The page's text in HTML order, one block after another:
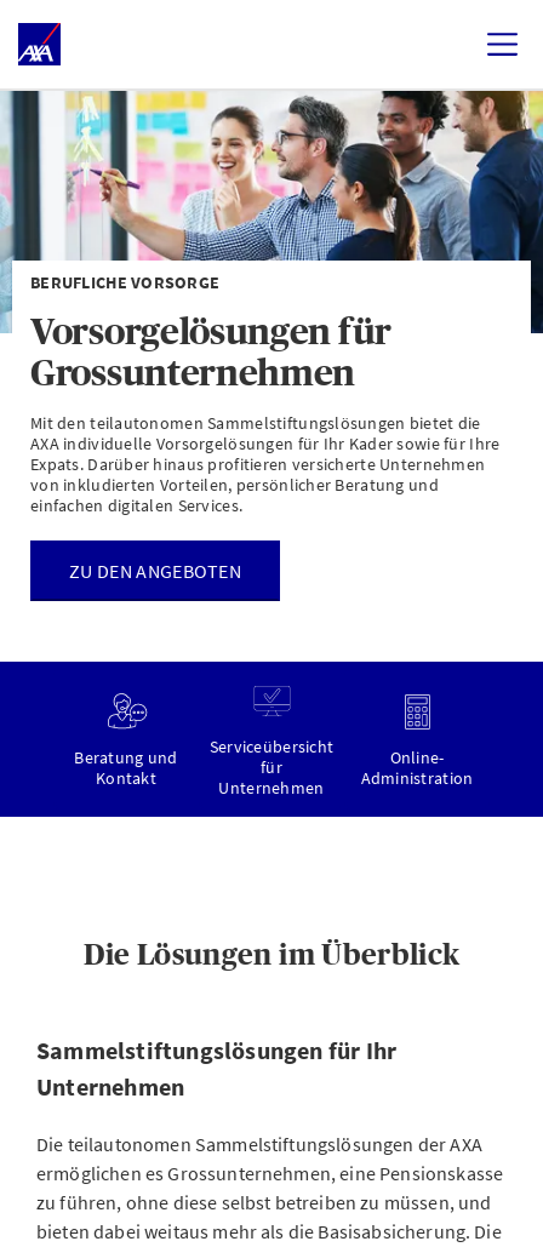
BERUFLICHE VORSORGE
Vorsorgelösungen für
Grossunternehmen
Mit den teilautonomen Sammelstiftungslösungen bietet die
AXA individuelle Vorsorgelösungen für Ihr Kader sowie für Ihre
Expats. Darüber hinaus profitieren versicherte Unternehmen
von inkludierten Vorteilen, persönlicher Beratung und
einfachen digitalen Services.
ZU DEN ANGEBOTEN
Beratung und
Kontakt
Serviceübersicht
für
Unternehmen
Online-
Administration
Die Lösungen im Überblick
Sammelstiftungslösungen für Ihr
Unternehmen
Die teilautonomen Sammelstiftungslösungen der AXA
ermöglichen es Grossunternehmen, eine Pensionskasse
zu führen, ohne diese selbst betreiben zu müssen, und
bieten dabei weitaus mehr als die Basisabsicherung. Die